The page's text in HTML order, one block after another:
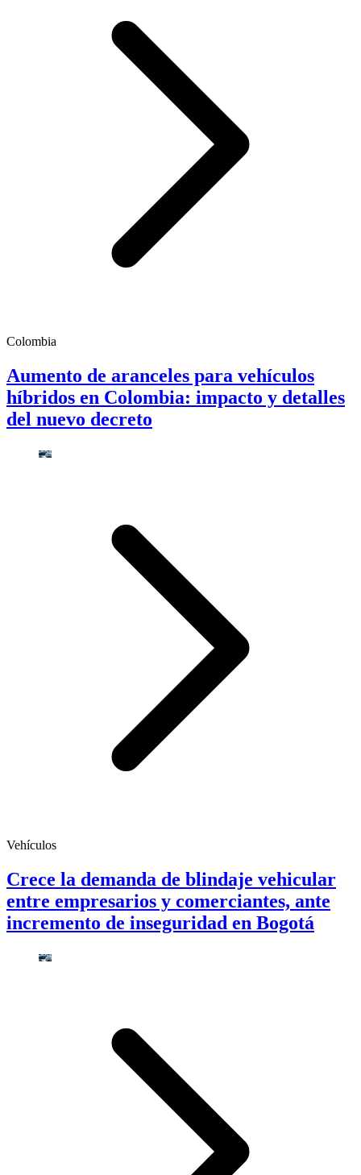
Colombia
Aumento de aranceles para vehículos
híbridos en Colombia: impacto y detalles
del nuevo decreto
Vehículos
Crece la demanda de blindaje vehicular
entre empresarios y comerciantes, ante
incremento de inseguridad en Bogotá